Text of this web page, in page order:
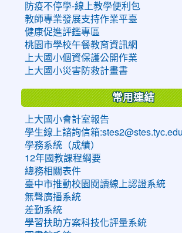
防疫不停學-線上教學便利包
教師專業發展支持作業平臺
健康促進評鑑專區
桃園市學校午餐教育資訊網
上大國小個資保護公開作業
上大國小災害防救計畫書
常用連結
上大國小會計室報告
學生線上諮詢信箱
學務系統（成績）
12年國教課程綱要
總務相關表件
臺中市推動校園閱讀線上認證系統
無聲廣播系統
差勤系統
學習扶助方案科技化評量系統